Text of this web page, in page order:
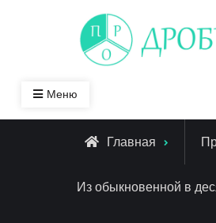
Меню
Главная
Из обыкновенной в